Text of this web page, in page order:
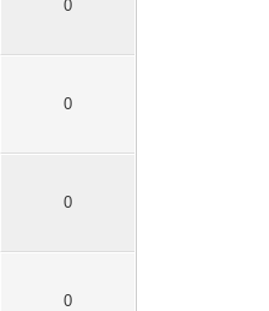
0
0
0
0